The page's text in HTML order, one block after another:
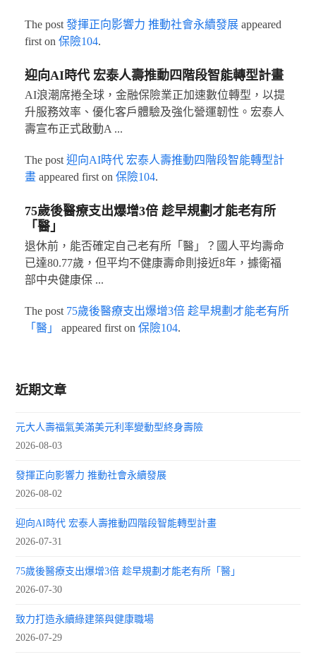
The post 發揮正向影響力 推動社會永續發展appeared
first on 保險104.
迎向AI時代 宏泰人壽推動四階段智能轉型計畫
AI浪潮席捲全球，金融保險業正加速數位轉型，以提
升服務效率、優化客戶體驗及強化營運韌性。宏泰人
壽宣布正式啟動A ...
The post 迎向AI時代 宏泰人壽推動四階段智能轉型計
畫appeared first on 保險104.
75歲後醫療支出爆增3倍 趁早規劃才能老有所
「醫」
退休前，能否確定自己老有所「醫」？國人平均壽命
已達80.77歲，但平均不健康壽命則接近8年，據衛福
部中央健康保 ...
The post 75歲後醫療支出爆增3倍 趁早規劃才能老有所
「醫」
appeared first on 保險104.
近期文章
元大人壽福氣美滿美元利率變動型終身壽險
2026-08-03
發揮正向影響力 推動社會永續發展
2026-08-02
迎向AI時代 宏泰人壽推動四階段智能轉型計畫
2026-07-31
75歲後醫療支出爆增3倍 趁早規劃才能老有所「醫」
2026-07-30
致力打造永續綠建築與健康職場
2026-07-29